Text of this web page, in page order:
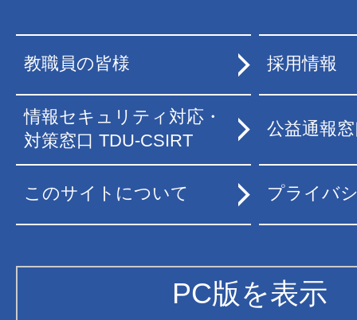
教職員の皆様 採用情報
情報セキュリティ対応・
対策窓口 TDU-CSIRT
公益通報
このサイトについて プライバ
PC版を表示